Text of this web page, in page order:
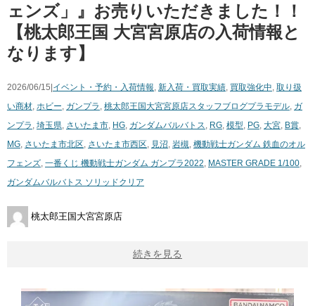
ェンズ」』お売りいただきました！！
【桃太郎王国 大宮宮原店の入荷情報と
なります】
2026/06/15| イベント・予約・入荷情報, 新入荷・買取実績, 買取強化中, 取り扱
い商材, ホビー, ガンプラ , 桃太郎王国大宮宮原店スタッフブログプラモデル, ガ
ンプラ , 埼玉県, さいたま市, HG, ガンダムバルバトス, RG, 模型, PG, 大宮, B賞,
MG, さいたま市北区, さいたま市西区, 見沼, 岩槻, 機動戦士ガンダム 鉄血のオル
フェンズ, 一番くじ 機動戦士ガンダム ガンプラ2022, MASTER GRADE 1/100,
ガンダムバルバトス ソリッドクリア
桃太郎王国大宮宮原店
続きを見る